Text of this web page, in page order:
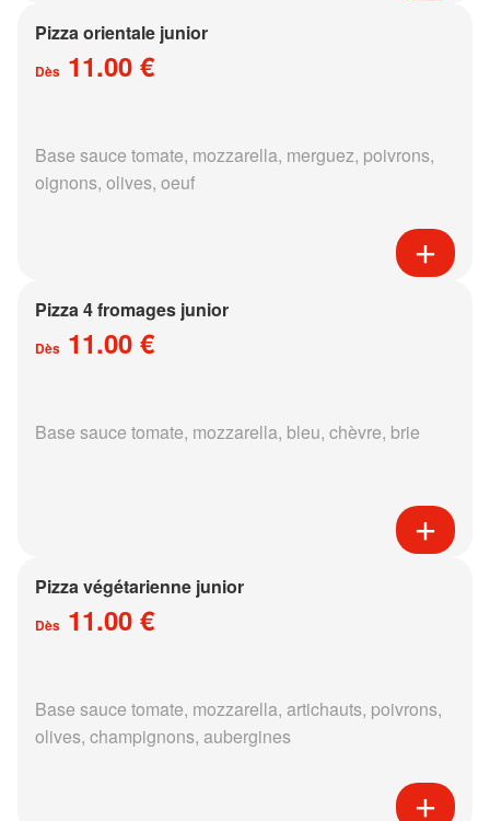
Pizza orientale junior
Dès 11.00 €
Base sauce tomate, mozzarella, merguez, poivrons,
oignons, olives, oeuf
Pizza 4 fromages junior
Dès 11.00 €
Base sauce tomate, mozzarella, bleu, chèvre, brie
Pizza végétarienne junior
Dès 11.00 €
Base sauce tomate, mozzarella, artichauts, poivrons,
olives, champignons, aubergines